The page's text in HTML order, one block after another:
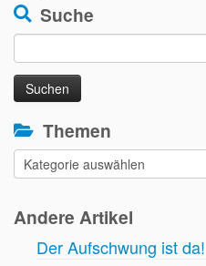
Suche
Suchen
nach:
Themen
Themen
Andere Artikel
Der Aufschwung ist da!